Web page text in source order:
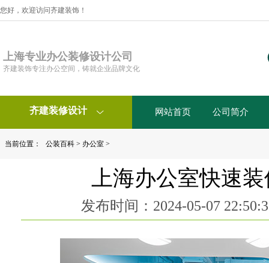
您好，欢迎访问齐建装饰！
上海专业办公装修设计公司
齐建装饰专注办公空间，铸就企业品牌文化
齐建装修设计  网站首页 公司简介
当前位置： 公装百科 > 办公室 >
上海办公室快速
发布时间：2024-05-07